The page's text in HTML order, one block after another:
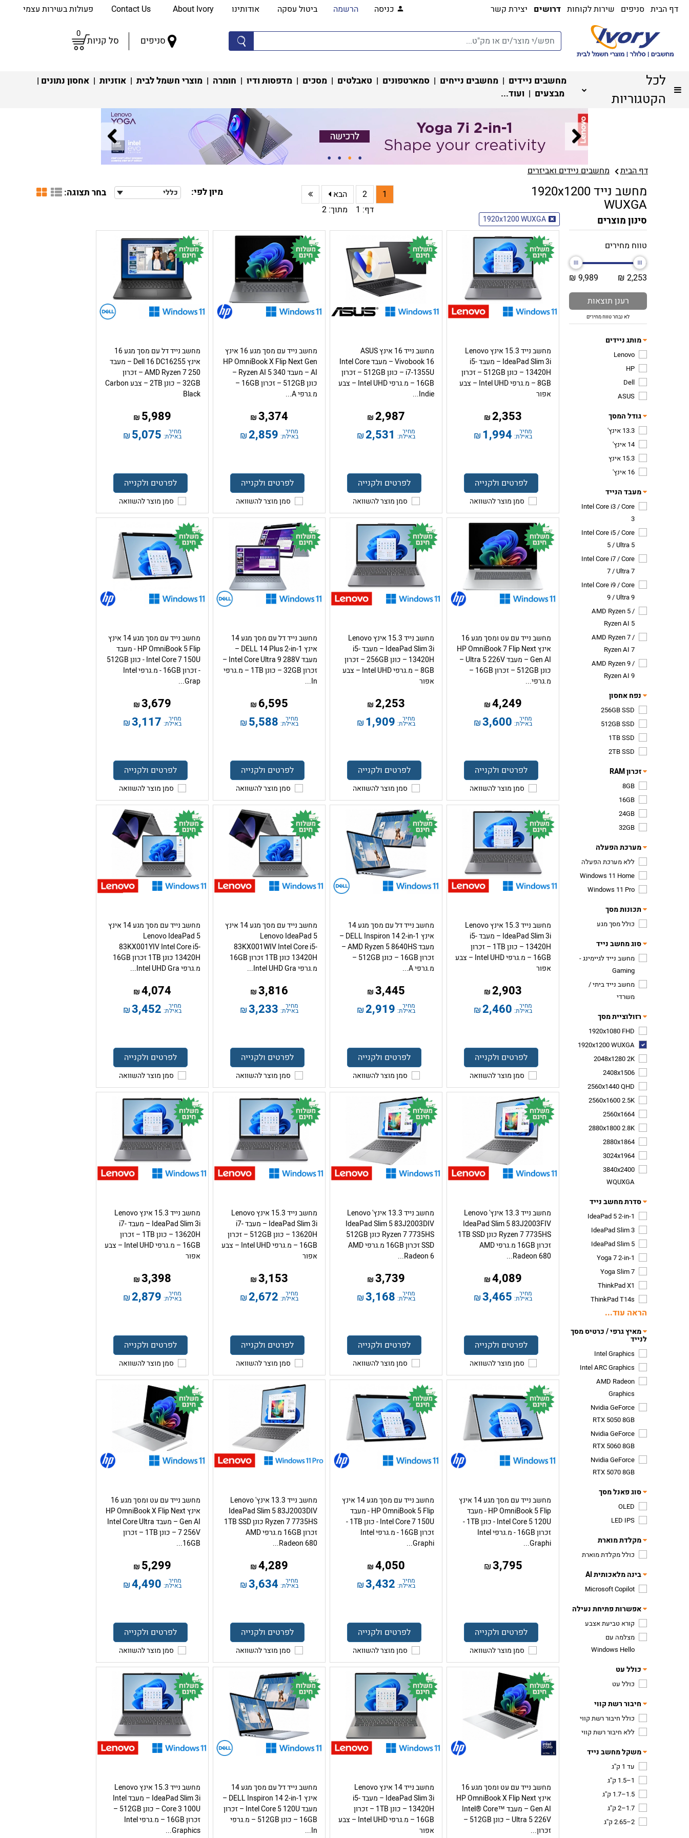
דף הבית סניפים שירות לקוחות דרושים יצירת קשר כניסה הרשמה ביטול עסקה אודותינו About Ivory פעולות בשירות עצמי
סניפים סל קניות
0
לכל
הקטגוריות
מחשבים ניידים | מחשבים נייחים | סמארטפונים | טאבלטים | מסכים | מדפסות ודיו | חומרה | מוצרי חשמל לבית | אוזניות | אחסון נתונים |
מבצעים | ועוד...
דף הבית מחשבים ניידים ואביזרים
מחשב נייד 1920x1200
WUXGA
1
2
הבא
דף: 1 מתוך: 2
מיון לפי: כללי בחר תצוגה:
סינון מוצרים
טווח מחירים
2,253 ₪
9,989 ₪
רענן תוצאות
לא נבחר טווח מחירים
מותג ניידים
Lenovo
HP
Dell
ASUS
גודל המסך
13.3 אינץ'
14 אינץ'
15.3 אינץ
16 אינץ'
מעבד הנייד
Intel Core i3 / Core
3
Intel Core i5 / Core
5 / Ultra 5
Intel Core i7 / Core
7 / Ultra 7
Intel Core i9 / Core
9 / Ultra 9
AMD Ryzen 5 /
Ryzen AI 5
AMD Ryzen 7 /
Ryzen AI 7
AMD Ryzen 9 /
Ryzen AI 9
נפח אחסון
256GB SSD
512GB SSD
1TB SSD
2TB SSD
זכרון RAM
8GB
16GB
24GB
32GB
מערכת הפעלה
ללא מערכת הפעלה
Windows 11 Home
Windows 11 Pro
תכונות מסך
כולל מסך מגע
סוג מחשב נייד
מחשב נייד לגיימינג -
Gaming
מחשב נייד ביתי /
משרדי
רזולוציית מסך
1920x1080 FHD
1920x1200 WUXGA
2048x1280 2K
2408x1506
2560x1440 QHD
2560x1600 2.5K
2560x1664
2880x1800 2.8K
2880x1864
3024x1964
3840x2400
WQUXGA
סדרת מחשב נייד
IdeaPad 5 2-in-1
IdeaPad Slim 3
IdeaPad Slim 5
Yoga 7 2-in-1
Yoga Slim 7
ThinkPad X1
ThinkPad T14s
הראה עוד...
מאיץ גרפי / כרטיס מסך
לנייד
Intel Graphics
Intel ARC Graphics
​AMD Radeon
Graphics
Nvidia GeForce
RTX 5050 8GB
Nvidia GeForce
RTX 5060 8GB
Nvidia GeForce
RTX 5070 8GB
סוג פאנל מסך
OLED
LED IPS
מקלדת מוארת
כולל מקלדת מוארת
בינה מלאכותית AI
Microsoft Copilot
אפשרות פתיחת נעילה
קורא טביעת אצבע
מצלמה עם
Windows Hello
כולל עט
כולל עט
חיבור רשת קווי
כולל חיבור רשת קווי
ללא חיבור רשת קווי
משקל מחשב נייד
עד 1 ק''ג
1–1.5 ק''ג
1.5–1.7 ק''ג
1.7–2 ק''ג
2–2.65 ק''ג
1920x1200 WUXGA
מחשב נייד 15.3 אינץ Lenovo
IdeaPad Slim 3i – מעבד i5-
13420H – כונן 512GB – זכרון
8GB – מ.גרפי Intel UHD – צבע
אפור
2,353
₪
מחיר
באילת: 1,994
₪
לפרטים ולקנייה
סמן מוצר להשוואה
מחשב נייד 16 אינץ ASUS
Vivobook 16 – מעבד Intel Core
i7-1355U – כונן 512GB – זכרון
16GB – מ.גרפי Intel UHD – צבע
Indie...
2,987
₪
מחיר
באילת: 2,531
₪
לפרטים ולקנייה
סמן מוצר להשוואה
מחשב נייד עם מסך מגע 16 אינץ
HP OmniBook X Flip Next Gen
AI – מעבד Ryzen AI 5 340 –
כונן 512GB – זכרון 16GB –
מ.גרפי A...
3,374
₪
מחיר
באילת: 2,859
₪
לפרטים ולקנייה
סמן מוצר להשוואה
מחשב נייד דל עם מסך מגע 16
אינץ Dell 16 DC16255 – מעבד
AMD Ryzen 7 250 – זכרון
32GB – כונן 2TB – צבע Carbon
Black
5,989
₪
מחיר
באילת: 5,075
₪
לפרטים ולקנייה
סמן מוצר להשוואה
מחשב נייד עם עט ומסך מגע 16
אינץ HP OmniBook 7 Flip Next
Gen AI – מעבד Ultra 5 226V –
כונן 512GB – זכרון 16GB –
מ.גרפי...
4,249
₪
מחיר
באילת: 3,600
₪
לפרטים ולקנייה
סמן מוצר להשוואה
מחשב נייד 15.3 אינץ Lenovo
IdeaPad Slim 3i – מעבד i5-
13420H – כונן 256GB – זכרון
8GB – מ.גרפי Intel UHD – צבע
אפור
2,253
₪
מחיר
באילת: 1,909
₪
לפרטים ולקנייה
סמן מוצר להשוואה
מחשב נייד דל עם מסך מגע 14
אינץ DELL 14 Plus 2-in-1 –
מעבד Intel Core Ultra 9 288V –
זכרון 32GB – כונן 1TB – מ.גרפי
In...
6,595
₪
מחיר
באילת: 5,588
₪
לפרטים ולקנייה
סמן מוצר להשוואה
מחשב נייד עם מסך מגע 14 אינץ
HP OmniBook 5 Flip - מעבד
Intel Core 7 150U - כונן 512GB
- זכרון 16GB - מ.גרפי Intel
Grap...
3,679
₪
מחיר
באילת: 3,117
₪
לפרטים ולקנייה
סמן מוצר להשוואה
מחשב נייד 15.3 אינץ Lenovo
IdeaPad Slim 3i – מעבד i5-
13420H – כונן 1TB – זכרון
16GB – מ.גרפי Intel UHD – צבע
אפור
2,903
₪
מחיר
באילת: 2,460
₪
לפרטים ולקנייה
סמן מוצר להשוואה
מחשב נייד דל עם מסך מגע 14
אינץ DELL Inspiron 14 2-in-1 –
מעבד AMD Ryzen 5 8640HS –
זכרון 16GB – כונן 512GB –
מ.גרפי A...
3,445
₪
מחיר
באילת: 2,919
₪
לפרטים ולקנייה
סמן מוצר להשוואה
מחשב נייד עם מסך מגע 14 אינץ
Lenovo IdeaPad 5
83KX001WIV Intel Core i5-
13420H כונן 1TB זכרון 16GB
מ.גרפי Intel UHD Gra...
3,816
₪
מחיר
באילת: 3,233
₪
לפרטים ולקנייה
סמן מוצר להשוואה
מחשב נייד עם מסך מגע 14 אינץ
Lenovo IdeaPad 5
83KX001YIV Intel Core i5-
13420H כונן 1TB זכרון 16GB
מ.גרפי Intel UHD Gra...
4,074
₪
מחיר
באילת: 3,452
₪
לפרטים ולקנייה
סמן מוצר להשוואה
מחשב נייד 13.3 אינץ' Lenovo
IdeaPad Slim 5 83J2003FIV
Ryzen 7 7735HS כונן 1TB SSD
זכרון 16GB מ.גרפי AMD
Radeon 680...
4,089
₪
מחיר
באילת: 3,465
₪
לפרטים ולקנייה
סמן מוצר להשוואה
מחשב נייד 13.3 אינץ' Lenovo
IdeaPad Slim 5 83J2003DIV
Ryzen 7 7735HS כונן 512GB
SSD זכרון 16GB מ.גרפי AMD
Radeon 6...
3,739
₪
מחיר
באילת: 3,168
₪
לפרטים ולקנייה
סמן מוצר להשוואה
מחשב נייד 15.3 אינץ Lenovo
IdeaPad Slim 3i – מעבד i7-
13620H – כונן 512GB – זכרון
16GB – מ.גרפי Intel UHD – צבע
אפור
3,153
₪
מחיר
באילת: 2,672
₪
לפרטים ולקנייה
סמן מוצר להשוואה
מחשב נייד 15.3 אינץ Lenovo
IdeaPad Slim 3i – מעבד i7-
13620H – כונן 1TB – זכרון
16GB – מ.גרפי Intel UHD – צבע
אפור
3,398
₪
מחיר
באילת: 2,879
₪
לפרטים ולקנייה
סמן מוצר להשוואה
מחשב נייד עם מסך מגע 14 אינץ
HP OmniBook 5 Flip - מעבד
Intel Core 5 120U - כונן 1TB -
זכרון 16GB - מ.גרפי Intel
Graphi...
3,795
₪
לפרטים ולקנייה
סמן מוצר להשוואה
מחשב נייד עם מסך מגע 14 אינץ
HP OmniBook 5 Flip - מעבד
Intel Core 7 150U - כונן 1TB -
זכרון 16GB - מ.גרפי Intel
Graphi...
4,050
₪
מחיר
באילת: 3,432
₪
לפרטים ולקנייה
סמן מוצר להשוואה
מחשב נייד 13.3 אינץ' Lenovo
IdeaPad Slim 5 83J2003DIV
Ryzen 7 7735HS כונן 1TB SSD
זכרון 16GB מ.גרפי AMD
Radeon 680...
4,289
₪
מחיר
באילת: 3,634
₪
לפרטים ולקנייה
סמן מוצר להשוואה
מחשב נייד עם עט ומסך מגע 16
אינץ HP OmniBook X Flip Next
Gen AI – מעבד Intel Core Ultra
7 256V – כונן 1TB – זכרון
16GB...
5,299
₪
מחיר
באילת: 4,490
₪
לפרטים ולקנייה
סמן מוצר להשוואה
מחשב נייד עם עט ומסך מגע 16
אינץ HP OmniBook X Flip Next
Gen AI – מעבד Intel® Core™
Ultra 5 226V – כונן 512GB –
זכרון...
מחשב נייד 14 אינץ Lenovo
IdeaPad Slim 3i – מעבד i5-
13420H – כונן 1TB – זכרון
16GB – מ.גרפי Intel UHD – צבע
אפור
מחשב נייד דל עם מסך מגע 14
אינץ DELL Inspiron 14 2-in-1 –
מעבד Intel Core 5 120U – זכרון
16GB – כונן 512GB – מ.גרפי
In...
מחשב נייד 15.3 אינץ Lenovo
IdeaPad Slim 3i – מעבד Intel
Core 3 100U – כונן 512GB –
זכרון 16GB – מ.גרפי Intel
Graphics...